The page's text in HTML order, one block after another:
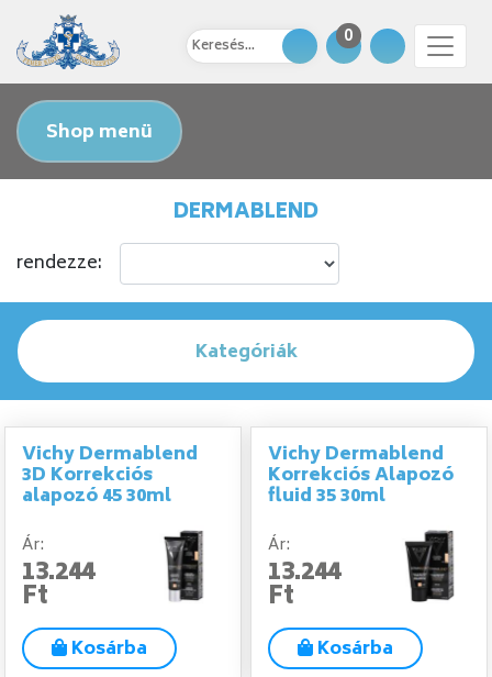
0
Shop menü
DERMABLEND
rendezze:
Kategóriák
Vichy Dermablend
3D Korrekciós
alapozó 45 30ml
Ár:
13.244
Ft
Kosárba
Vichy Dermablend
Korrekciós Alapozó
fluid 35 30ml
Ár:
13.244
Ft
Kosárba